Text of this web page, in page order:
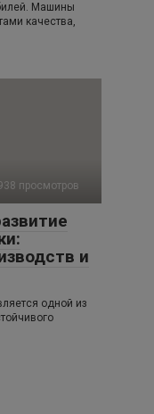
Машины
качества,
просмотров
и
одной из